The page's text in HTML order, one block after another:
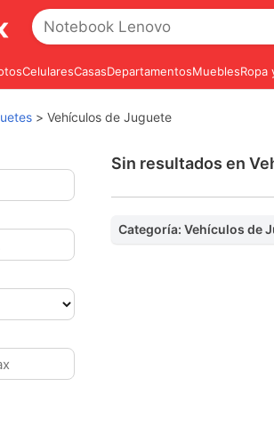
CelularesCasasDepartamentosMueblesRopa
> Vehículos de Juguete
Sin resultados en
Categoría: Vehículos de